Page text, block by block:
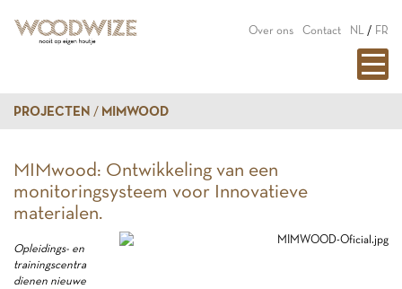
Over ons Contact NL / FR
PROJECTEN MIMWOOD
MIMwood: Ontwikkeling van een
monitoringsysteem voor Innovatieve
materialen.
Opleidings- en
trainingscentra
dienen nieuwe